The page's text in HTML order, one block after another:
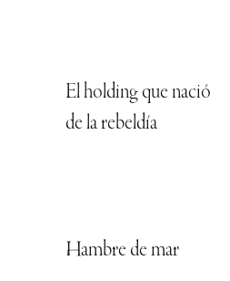
El holding que nació
de la rebeldía
Hambre de mar